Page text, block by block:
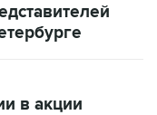
в акции